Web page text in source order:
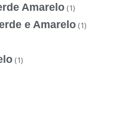
Amarelo (1)
e Amarelo (1)
(1)